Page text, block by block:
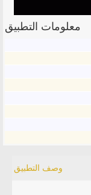
معلومات التطبيق
وصف التطبيق